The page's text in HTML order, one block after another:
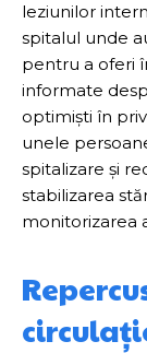
leziunilor
spitalul unde
pentru a oferi
informate
optimiști în
unele
spitalizare și
stabilizarea
monitorizarea